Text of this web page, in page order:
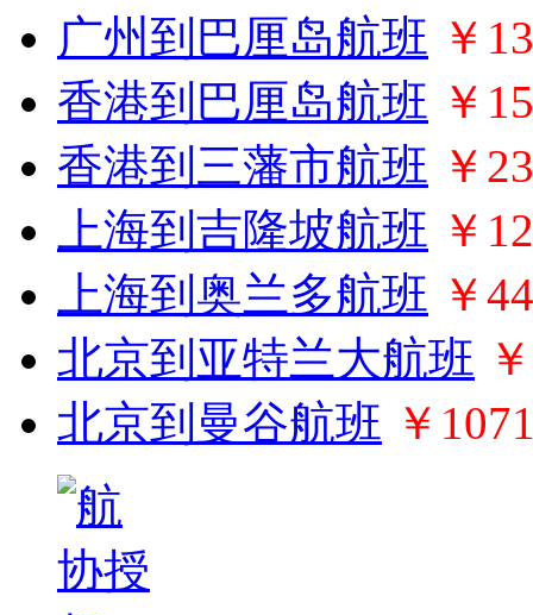
广州到巴厘岛航班 ￥
香港到巴厘岛航班 ￥
香港到三藩市航班 ￥
上海到吉隆坡航班 ￥
上海到奥兰多航班 ￥
北京到亚特兰大航班
北京到曼谷航班 ￥